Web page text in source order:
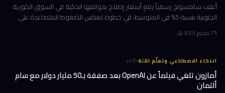
أعلنت سامسونج رسمياً رفع أسعار إصلاح هواتفها الذكية في السوق الكورية
الجنوبية بنسبة 5% في المتوسط، في خطوة تعكس الضغوط المتصاعدة على
٢٩ محرم ١٤٤٨ هـ
الذكاء الاصطناعي وتعلّم الآلة·
4د
أمازون تلغي فيلماً عن OpenAI بعد صفقة بـ50 مليار دولار مع سام
ألتمان